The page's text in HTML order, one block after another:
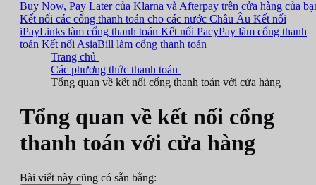
Buy Now, Pay Later của Klarna và Afterpay trên cửa hàng của
Kết nối các cổng thanh toán cho các nước Châu Âu Kết nối
iPayLinks làm cổng thanh toán Kết nối PacyPay làm cổng thanh
toán Kết nối AsiaBill làm cổng thanh toán
Trang chủ
Các phương thức thanh toán
Tổng quan về kết nối cổng thanh toán với cửa hàng
Tổng quan về kết nối cổng
thanh toán với cửa hàng
Bài viết này cũng có sẵn bằng: